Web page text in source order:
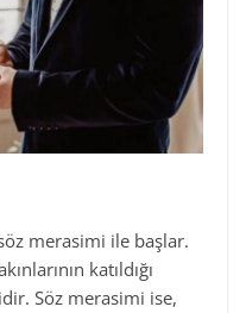
merasimi ile başlar.
katıldığı
Söz merasimi ise,